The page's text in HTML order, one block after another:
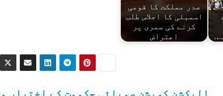
صدر مملکت کا قومی
اسمبلی کا اجلاس طلب
کرنے کی سمری پر
اعتراض